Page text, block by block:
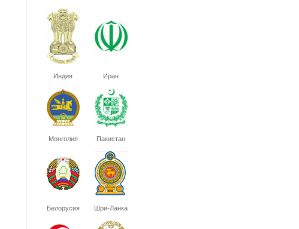
Индия Иран
Монголия Пакистан
Белорусия Шри-Ланка